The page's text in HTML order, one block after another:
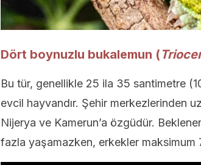
Dört boynuzlu bukalemun (
Bu tür, genellikle 25 ila 35 santimetre
evcil hayvandır. Şehir merkezlerinden
Nijerya ve Kamerun’a özgüdür.
fazla yaşamazken, erkekler maksimum